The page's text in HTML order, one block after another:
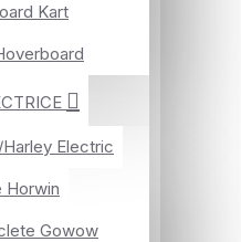
Kart
Electric
Horwin
Gowow